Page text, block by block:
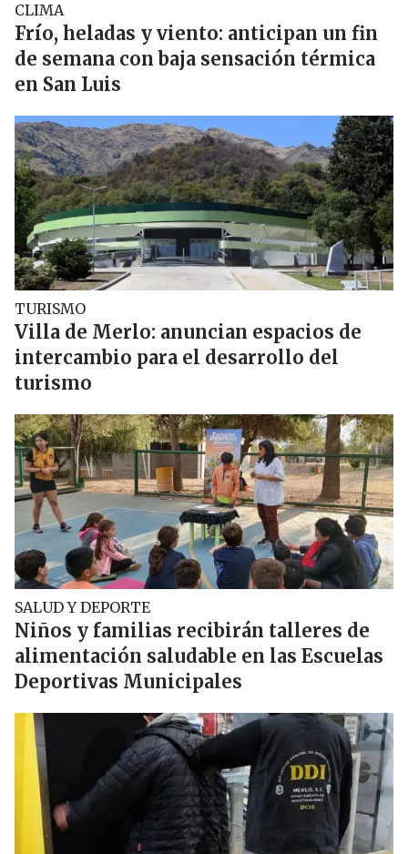
CLIMA
Frío, heladas y viento: anticipan un fin
de semana con baja sensación térmica
en San Luis
TURISMO
Villa de Merlo: anuncian espacios de
intercambio para el desarrollo del
turismo
SALUD Y DEPORTE
Niños y familias recibirán talleres de
alimentación saludable en las Escuelas
Deportivas Municipales